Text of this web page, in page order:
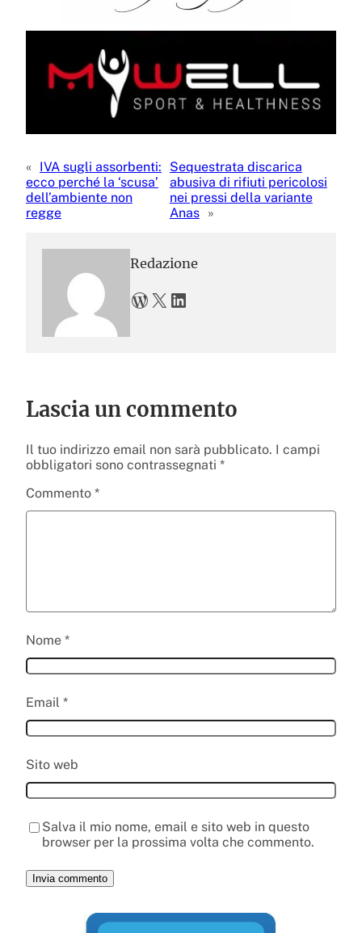
« IVA sugli assorbenti:
ecco perché la ‘scusa’
dell’ambiente non
regge
Sequestrata discarica
abusiva di rifiuti pericolosi
nei pressi della variante
Anas »
Redazione
WordPress X LinkedIn
Lascia un commento
Il tuo indirizzo email non sarà pubblicato. I campi
obbligatori sono contrassegnati *
Commento *
Nome *
Email *
Sito web
Salva il mio nome, email e sito web in questo
browser per la prossima volta che commento.